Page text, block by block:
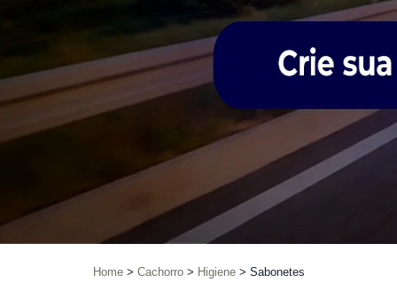
Home Cachorro Higiene Sabonetes